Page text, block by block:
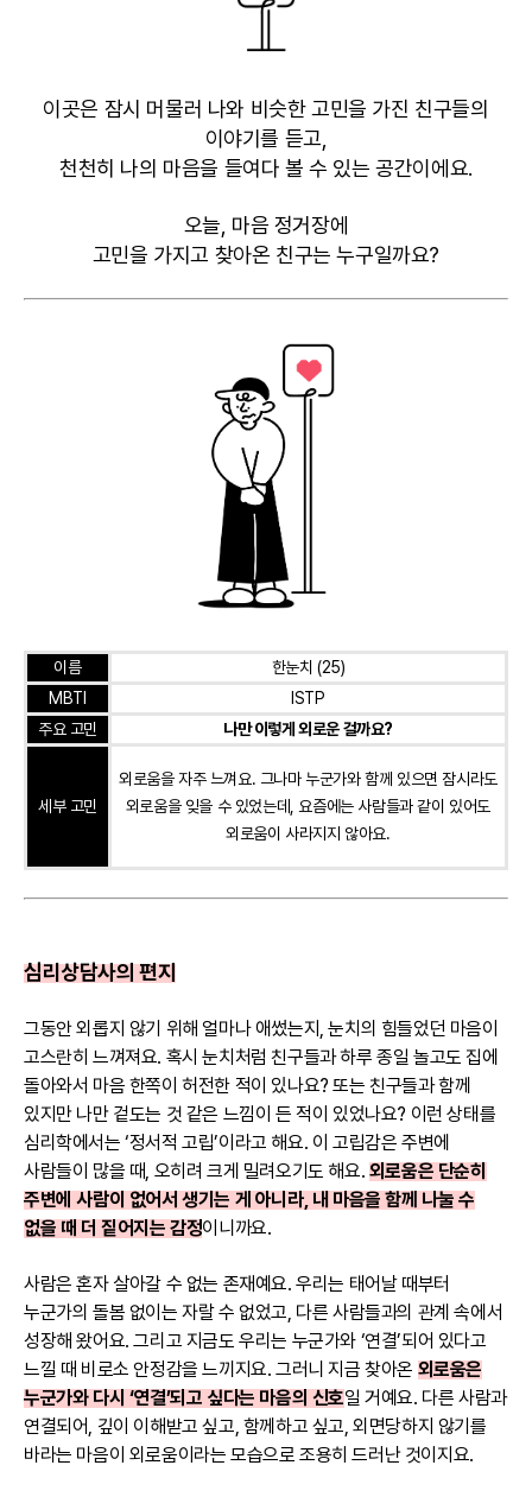
이곳은 잠시 머물러 나와 비슷한 고민을 가진 친구들의
이야기를 듣고,
천천히 나의 마음을 들여다 볼 수 있는 공간이에요.
오늘, 마음 정거장에
고민을 가지고 찾아온 친구는 누구일까요?
이름
한눈치 (25)
MBTI
ISTP
주요 고민
나만 이렇게 외로운 걸까요?
세부 고민
외로움을 자주 느껴요. 그나마 누군가와 함께 있으면 잠시라도
외로움을 잊을 수 있었는데, 요즘에는 사람들과 같이 있어도
외로움이 사라지지 않아요.
심리상담사의 편지
그동안 외롭지 않기 위해 얼마나 애썼는지, 눈치의 힘들었던 마음이
고스란히 느껴져요. 혹시 눈치처럼 친구들과 하루 종일 놀고도 집에
돌아와서 마음 한쪽이 허전한 적이 있나요? 또는 친구들과 함께
있지만 나만 겉도는 것 같은 느낌이 든 적이 있었나요? 이런 상태를
심리학에서는 ‘정서적 고립’이라고 해요. 이 고립감은 주변에
사람들이 많을 때, 오히려 크게 밀려오기도 해요. 외로움은 단순히
주변에 사람이 없어서 생기는 게 아니라, 내 마음을 함께 나눌 수
없을 때 더 짙어지는 감정이니까요.
사람은 혼자 살아갈 수 없는 존재예요. 우리는 태어날 때부터
누군가의 돌봄 없이는 자랄 수 없었고, 다른 사람들과의 관계 속에서
성장해 왔어요. 그리고 지금도 우리는 누군가와 ‘연결’되어 있다고
느낄 때 비로소 안정감을 느끼지요. 그러니 지금 찾아온 외로움은
누군가와 다시 ‘연결’되고 싶다는 마음의 신호일 거예요. 다른 사람과
연결되어, 깊이 이해받고 싶고, 함께하고 싶고, 외면당하지 않기를
바라는 마음이 외로움이라는 모습으로 조용히 드러난 것이지요.